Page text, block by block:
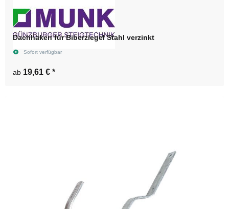
Dachhaken für Biberziegel Stahl verzinkt
Sofort verfügbar
ab 19,61 € *